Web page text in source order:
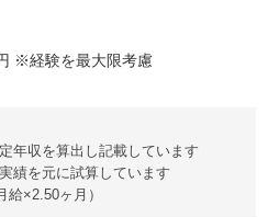
※経験を最大限考慮
年収を算出し記載しています
績を元に試算しています
×2.50ヶ月）